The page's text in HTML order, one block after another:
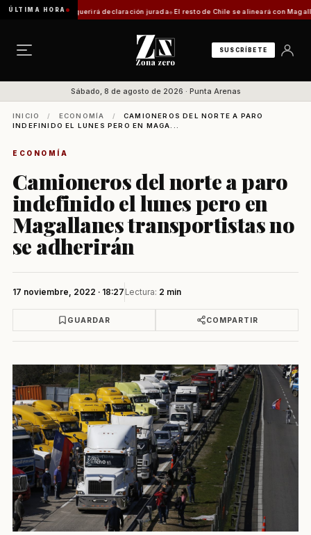
ÚLTIMA HORA
trámite requerirá declaración jurada El resto de Chile se alineará con Magallanes:
SUSCRÍBETE
Sábado, 8 de agosto de 2026 · Punta Arenas
INICIO / ECONOMÍA /
CAMIONEROS DEL NORTE A PARO
INDEFINIDO EL LUNES PERO EN MAGA...
ECONOMÍA
Camioneros del norte a paro
indefinido el lunes pero en
Magallanes transportistas no
se adherirán
17 noviembre, 2022 · 18:27 Lectura: 2 min
GUARDAR COMPARTIR